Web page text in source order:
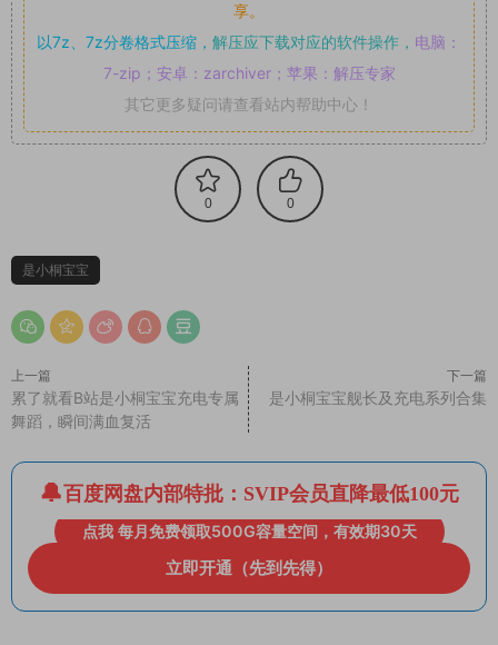
享。
以7z、7z分卷格式压缩， 解压应下载对应的软件操作， 电脑：
7-zip；安卓：zarchiver；苹果：解压专家
其它更多疑问请查看站内帮助中心！
0 0
是小桐宝宝
上一篇
累了就看B站是小桐宝宝充电专属
舞蹈，瞬间满血复活
下一篇
是小桐宝宝舰长及充电系列合集
百度网盘内部特批：SVIP会员直降最低100元
点我 每月免费领取500G容量空间，有效期30天
立即开通（先到先得）